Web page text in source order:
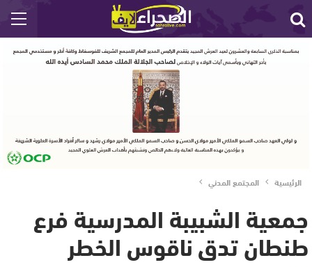
الرئيسية المجتمع المدني
جمعية الشبيبة المدرسية فرع
طنطان تدق ناقوس الخطر